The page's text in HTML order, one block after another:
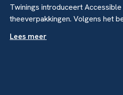
Twinings introduceert Accessible
theeverpakkingen. Volgens het
Lees meer